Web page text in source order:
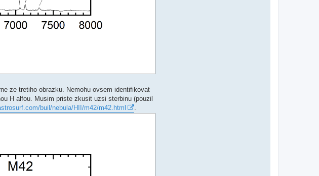
ze tretiho obrazku. Nemohu ovsem identifikovat
H alfou. Musim priste zkusit uzsi sterbinu (pouzil
buil/nebula/HII/m42/m42.html